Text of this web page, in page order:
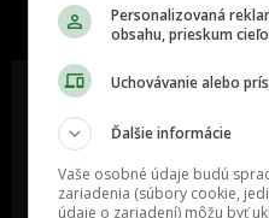
Oslov reklamou viac ako milión
ľudí v rôznych vekových
kategóriách a na rôznych
sociálnych sieťach a nakopni svoj
Personalizovaná
obsahu, prieskum
Uchovávanie alebo
Ďalšie informácie
Vaše osobné údaje budú
zariadenia (súbory cookie,
údaje o zariadení) môžu byť